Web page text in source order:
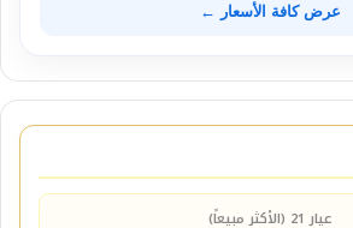
عرض كافة الأسعار ←
عيار 21 (الأكثر مبيعاً)